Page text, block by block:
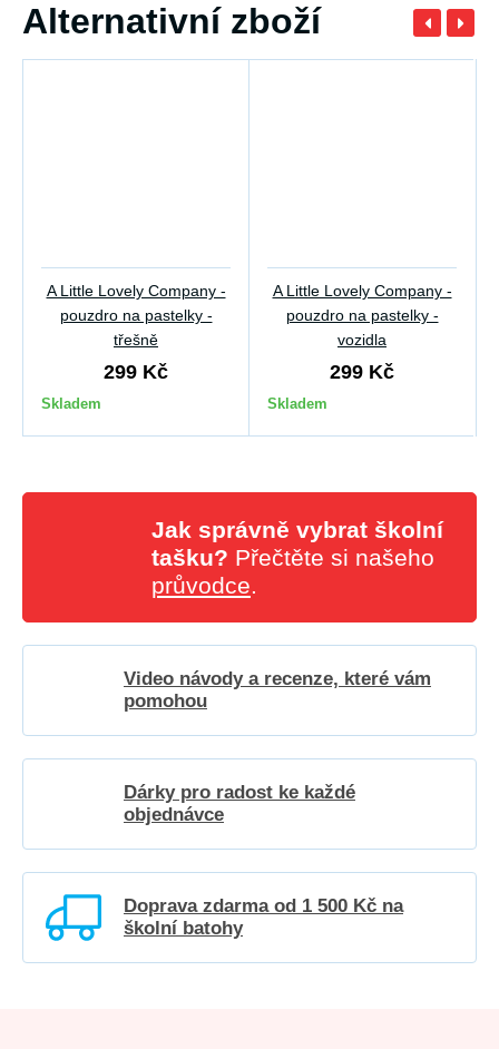
Alternativní zboží
A Little Lovely Company -
pouzdro na pastelky -
třešně
299 Kč
Skladem
A Little Lovely Company -
pouzdro na pastelky -
vozidla
299 Kč
Skladem
Jak správně vybrat školní
tašku? Přečtěte si našeho
průvodce.
Video návody a recenze, které vám
pomohou
Dárky pro radost ke každé
objednávce
Doprava zdarma od 1 500 Kč na
školní batohy